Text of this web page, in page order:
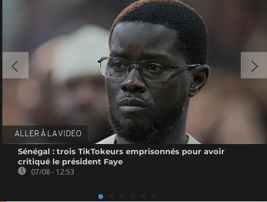
ALLER À LA VIDEO
Sénégal : trois TikTokeurs emprisonnés pour avoir
critiqué le président Faye
07/08 - 12:53